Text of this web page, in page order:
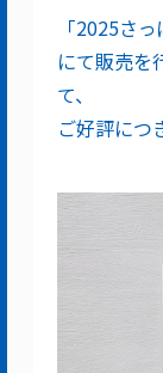
「2025さ
にて販売を
て、
ご好評につ